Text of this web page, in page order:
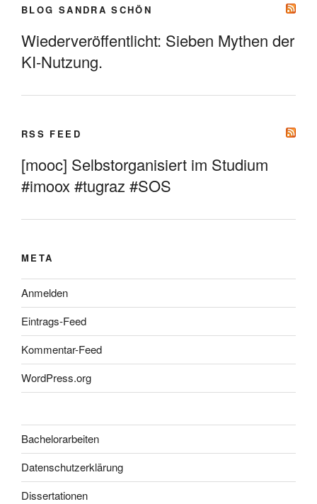
BLOG SANDRA SCHÖN
Wiederveröffentlicht: Sieben Mythen der
KI-Nutzung.
RSS FEED
[mooc] Selbstorganisiert im Studium
#imoox #tugraz #SOS
META
Anmelden
Eintrags-Feed
Kommentar-Feed
WordPress.org
Bachelorarbeiten
Datenschutzerklärung
Dissertationen